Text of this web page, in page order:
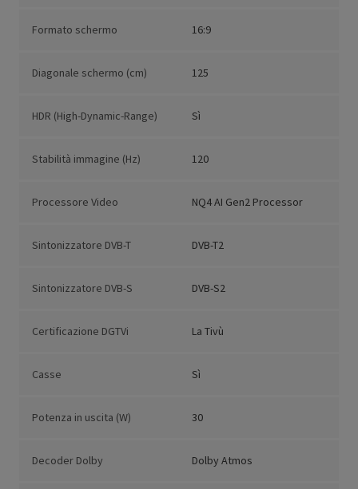
Formato schermo 16:9
Diagonale schermo (cm) 125
HDR (High-Dynamic-Range) Sì
Stabilità immagine (Hz) 120
Processore Video NQ4 AI Gen2 Processor
Sintonizzatore DVB-T DVB-T2
Sintonizzatore DVB-S DVB-S2
Certificazione DGTVi La Tivù
Casse Sì
Potenza in uscita (W) 30
Decoder Dolby Dolby Atmos